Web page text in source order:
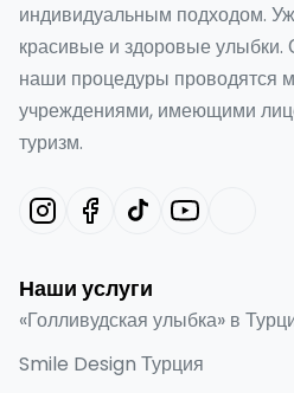
индивидуальным подходом.
красивые и здоровые улыбки.
наши процедуры проводятся
учреждениями, имеющими
туризм.
Наши услуги
«Голливудская улыбка» в
Smile Design Турция